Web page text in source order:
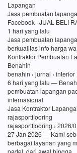
Lapangan
Jasa pembuatan
Facebook · JUAL BELI
1 hari yang lalu
Jasa pembuatan
berkualitas info harga
Kontraktor Pembuatan
Benahin
benahin › jurnal › interior
6 hari yang lalu —
pembuatan lapangan
internasional
Jasa Kontraktor
rajasportflooring
rajasportflooring › 2026/
27 Jan 2026 — Kami
berbagai layanan yang
padel, dari awal hingga